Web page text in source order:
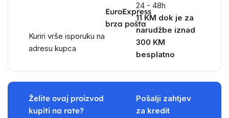
EuroExpress
brza pošta
Kuriri vrše isporuku na
adresu kupca
24 - 48h
11 KM dok je za
narudžbe iznad
300 KM
besplatno
Želite ovaj proizvod
kupiti na rate?
Pošalji zahtjev
za kredit